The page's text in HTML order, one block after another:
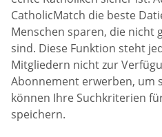
CatholicMatch die beste
Menschen sparen, die nicht
sind. Diese Funktion steht
Mitgliedern nicht zur
Abonnement erwerben, um
können Ihre Suchkriterien
speichern.